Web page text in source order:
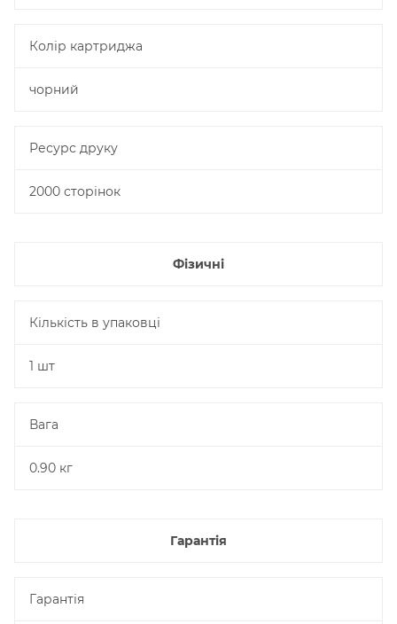
Колір картриджа
чорний
Ресурс друку
2000 сторінок
Фізичні
Кількість в упаковці
1 шт
Вага
0.90 кг
Гарантія
Гарантія